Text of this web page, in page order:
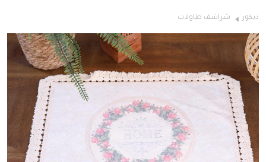
ديكور شراشف طاولات